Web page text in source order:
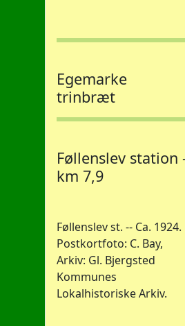
Egemarke
trinbræt
Føllenslev station
km 7,9
Føllenslev st. -- Ca. 1924.
Postkortfoto: C. Bay,
Arkiv: Gl. Bjergsted
Kommunes
Lokalhistoriske Arkiv.